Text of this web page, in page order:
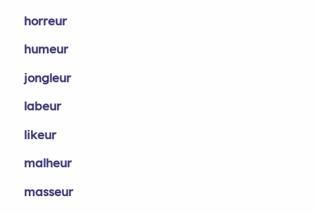
horreur
humeur
jongleur
labeur
likeur
malheur
masseur